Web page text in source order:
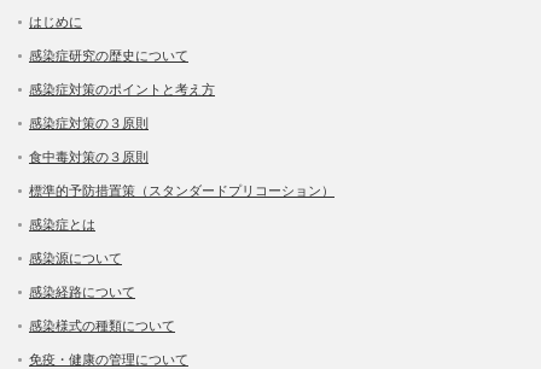
はじめに
感染症研究の歴史について
感染症対策のポイントと考え方
感染症対策の３原則
食中毒対策の３原則
標準的予防措置策（スタンダードプリコーション）
感染症とは
感染源について
感染経路について
感染様式の種類について
免疫・健康の管理について